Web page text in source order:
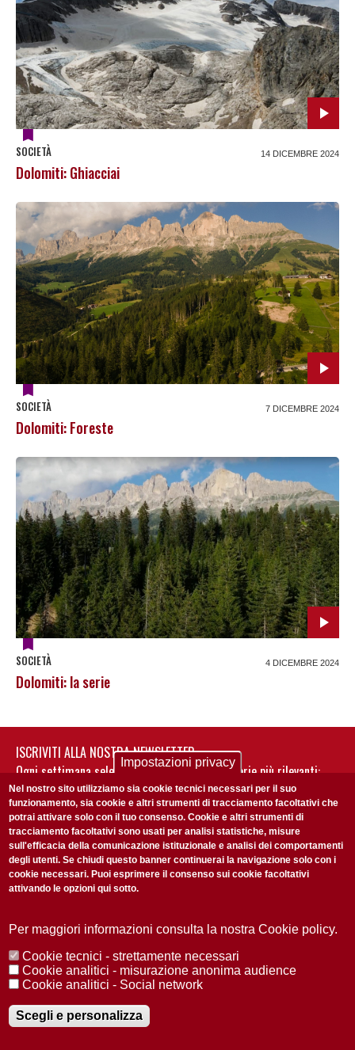
SOCIETÀ 14 DICEMBRE 2024
Dolomiti: Ghiacciai
SOCIETÀ 7 DICEMBRE 2024
Dolomiti: Foreste
SOCIETÀ 4 DICEMBRE 2024
Dolomiti: la serie
ISCRIVITI ALLA NOSTRA NEWSLETTER
Ogni settimana selezioniamo per te nostre storie più rilevanti:
non perderti gli aggiornamenti della nostra newsletter
Accetto laPrivacy Policy
Redazione Copyright Privacy
Area stampa
© 2025 Università di Padova
Registrazione presso il Tribunale di Padova n. 2097/2012 del 18 giugno
2012
Impostazioni privacy
Nel nostro sito utilizziamo sia cookie tecnici necessari per il suo
funzionamento, sia cookie e altri strumenti di tracciamento facoltativi che
potrai attivare solo con il tuo consenso. Cookie e altri strumenti di
tracciamento facoltativi sono usati per analisi statistiche, misure
sull'efficacia della comunicazione istituzionale e analisi dei comportamenti
degli utenti. Se chiudi questo banner continuerai la navigazione solo con i
cookie necessari. Puoi esprimere il consenso sui cookie facoltativi
attivando le opzioni qui sotto.
Per maggiori informazioni consulta la nostra Cookie policy.
Cookie tecnici - strettamente necessari
Cookie analitici - misurazione anonima audience
Cookie analitici - Social network
Scegli e personalizza